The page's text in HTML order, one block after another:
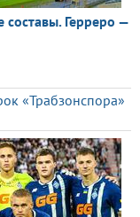
Герреро —
«Трабзонспора»